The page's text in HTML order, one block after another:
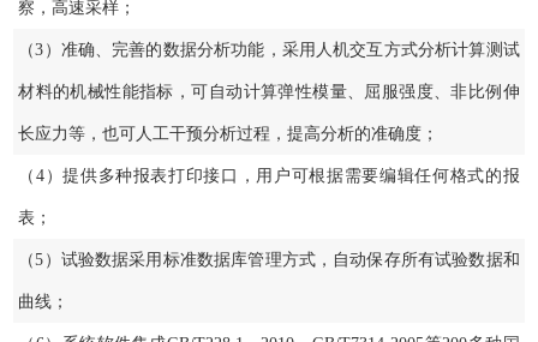
察，高速采样；
（3）准确、完善的数据分析功能，采用人机交互方式分析计算测试
材料的机械性能指标，可自动计算弹性模量、屈服强度、非比例伸
长应力等，也可人工干预分析过程，提高分析的准确度；
（4）提供多种报表打印接口，用户可根据需要编辑任何格式的报
表；
（5）试验数据采用标准数据库管理方式，自动保存所有试验数据和
曲线；